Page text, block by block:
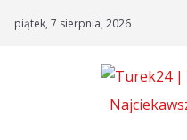
piątek, 7 sierpnia, 2026